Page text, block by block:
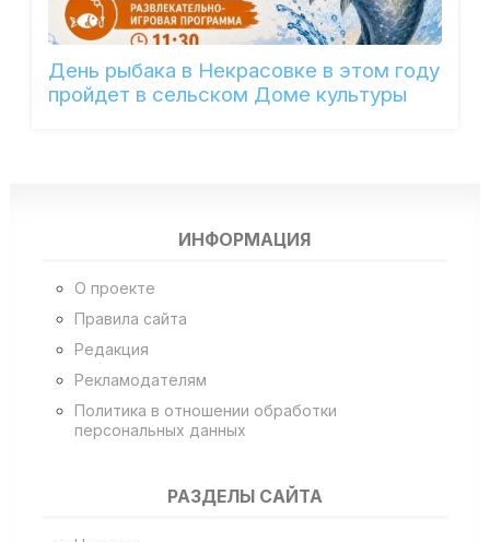
День рыбака в Некрасовке в этом году
пройдет в сельском Доме культуры
ИНФОРМАЦИЯ
О проекте
Правила сайта
Редакция
Рекламодателям
Политика в отношении обработки
персональных данных
РАЗДЕЛЫ САЙТА